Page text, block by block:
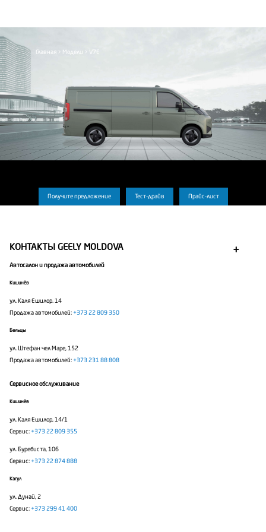
Главная Модели V7E
Получите предложение Тест-драйв Прайс-лист
КОНТАКТЫ GEELY MOLDOVA
Автосалон и продажа автомобилей
Кишинёв
ул. Каля Ешилор. 14
Продажа автомобилей:+373 22 809 350
Бельцы
ул. Штефан чел Маре, 152
Продажа автомобилей:+373 231 88 808
Сервисное обслуживание
Кишинёв
ул. Каля Ешилор, 14/1
Сервис:+373 22 809 355
ул. Буребиста, 106
Сервис:+373 22 874 888
Кагул
ул. Дунай, 2
Сервис:+373 299 41 400